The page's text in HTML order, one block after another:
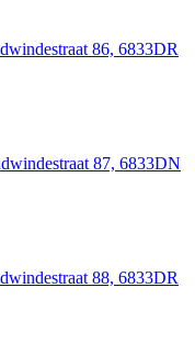
86, 6833DR
87, 6833DN
88, 6833DR